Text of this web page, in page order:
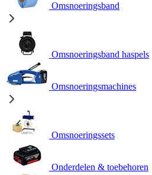
Omsnoeringsband
Omsnoeringsband haspels
Omsnoeringsmachines
Omsnoeringssets
Onderdelen & toebehoren